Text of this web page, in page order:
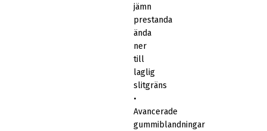
jämn
prestanda
ända
ner
till
laglig
slitgräns
•
Avancerade
gummiblandningar